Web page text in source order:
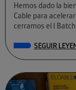
Hemos dado la
Cable para
cerramos el I
SEGUIR